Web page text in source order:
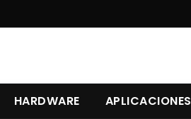
HARDWARE APLICACIONES